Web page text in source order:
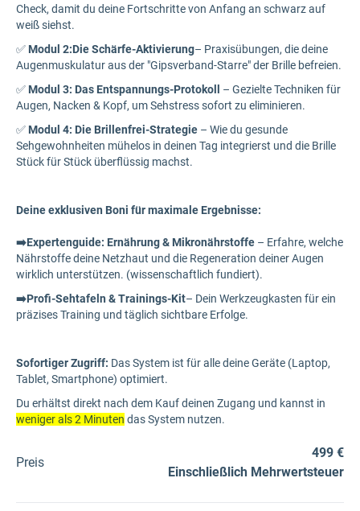
Check, damit du deine Fortschritte von Anfang an schwarz auf
weiß siehst.
✅ Modul 2:Die Schärfe-Aktivierung– Praxisübungen, die deine
Augenmuskulatur aus der "Gipsverband-Starre" der Brille befreien.
✅ Modul 3: Das Entspannungs-Protokoll
– Gezielte Techniken für
Augen, Nacken & Kopf, um Sehstress sofort zu eliminieren.
✅ Modul 4: Die Brillenfrei-Strategie – Wie du gesunde
Sehgewohnheiten mühelos in deinen Tag integrierst und die Brille
Stück für Stück überflüssig machst.
Deine exklusiven Boni für maximale Ergebnisse:
➡️Expertenguide: Ernährung & Mikronährstoffe – Erfahre, welche
Nährstoffe deine Netzhaut und die Regeneration deiner Augen
wirklich unterstützen. (wissenschaftlich fundiert).
➡️Profi-Sehtafeln & Trainings-Kit– Dein Werkzeugkasten für ein
präzises Training und täglich sichtbare Erfolge.
Sofortiger Zugriff: Das System ist für alle deine Geräte (Laptop,
Tablet, Smartphone) optimiert.
Du erhältst direkt nach dem Kauf deinen Zugang und kannst in
weniger als 2 Minuten das System nutzen.
Preis
499 €
Einschließlich Mehrwertsteuer